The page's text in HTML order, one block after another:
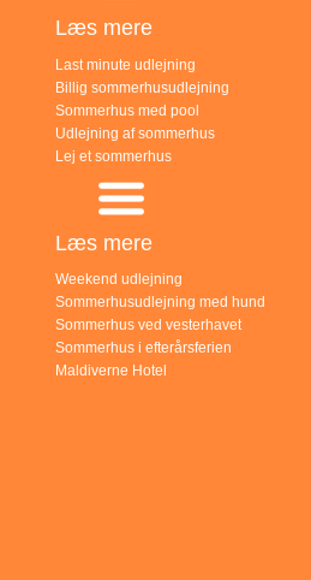
Læs mere
Last minute udlejning
Billig sommerhusudlejning
Sommerhus med pool
Udlejning af sommerhus
Lej et sommerhus
Læs mere
Weekend udlejning
Sommerhusudlejning med hund
Sommerhus ved vesterhavet
Sommerhus i efterårsferien
Maldiverne Hotel